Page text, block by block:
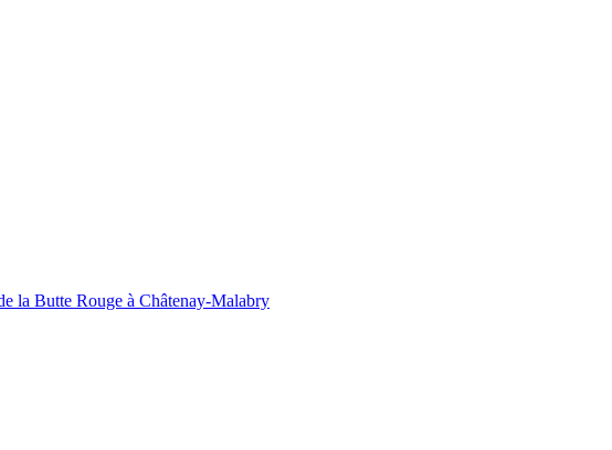
la Butte Rouge à Châtenay-Malabry